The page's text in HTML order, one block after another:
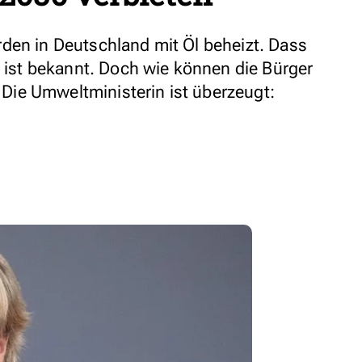
in Deutschland mit Öl beheizt. Dass
bekannt. Doch wie können die Bürger
Umweltministerin ist überzeugt: